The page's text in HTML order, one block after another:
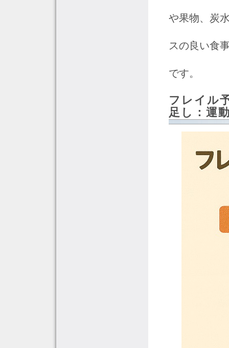
や果物、炭
スの良い食
です。
フレイル
足し：運